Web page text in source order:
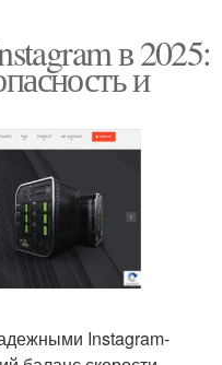
в 2025:
и
Instagram-